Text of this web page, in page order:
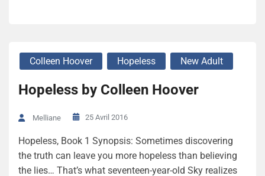
Colleen Hoover Hopeless New Adult
Hopeless by Colleen Hoover
Melliane 25 Avril 2016
Hopeless, Book 1 Synopsis: Sometimes discovering
the truth can leave you more hopeless than believing
the lies… That’s what seventeen-year-old Sky realizes